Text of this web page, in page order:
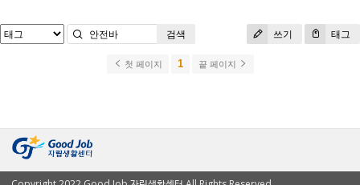
쓰기 태그
검색
첫 페이지 1 끝 페이지